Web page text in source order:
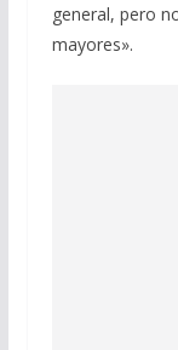
general, pero
mayores».